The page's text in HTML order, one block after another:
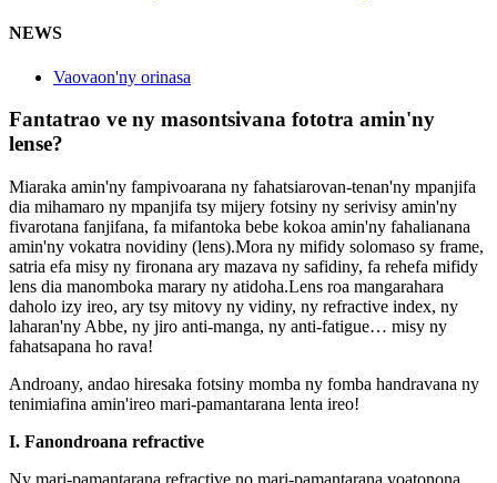
NEWS
Vaovaon'ny orinasa
Fantatrao ve ny masontsivana fototra amin'ny
lense?
Miaraka amin'ny fampivoarana ny fahatsiarovan-tenan'ny mpanjifa
dia mihamaro ny mpanjifa tsy mijery fotsiny ny serivisy amin'ny
fivarotana fanjifana, fa mifantoka bebe kokoa amin'ny fahalianana
amin'ny vokatra novidiny (lens).Mora ny mifidy solomaso sy frame,
satria efa misy ny fironana ary mazava ny safidiny, fa rehefa mifidy
lens dia manomboka marary ny atidoha.Lens roa mangarahara
daholo izy ireo, ary tsy mitovy ny vidiny, ny refractive index, ny
laharan'ny Abbe, ny jiro anti-manga, ny anti-fatigue… misy ny
fahatsapana ho rava!
Androany, andao hiresaka fotsiny momba ny fomba handravana ny
tenimiafina amin'ireo mari-pamantarana lenta ireo!
I. Fanondroana refractive
Ny mari-pamantarana refractive no mari-pamantarana voatonona